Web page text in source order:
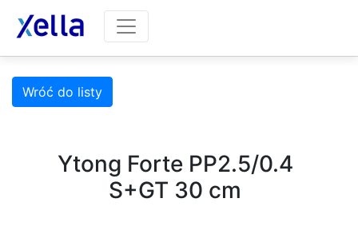
Wróć do listy
Ytong Forte PP2.5/0.4
S+GT 30 cm